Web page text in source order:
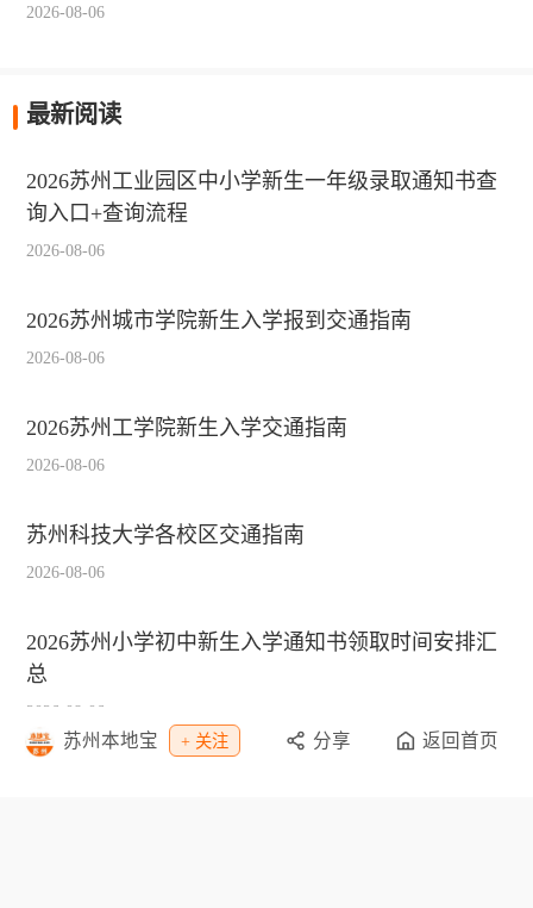
苏州本地宝 + 关注 分享 返回首页
2026-08-06
最新阅读
2026苏州工业园区中小学新生一年级录取通知书查
询入口+查询流程
2026-08-06
2026苏州城市学院新生入学报到交通指南
2026-08-06
2026苏州工学院新生入学交通指南
2026-08-06
苏州科技大学各校区交通指南
2026-08-06
2026苏州小学初中新生入学通知书领取时间安排汇
总
2026-08-06